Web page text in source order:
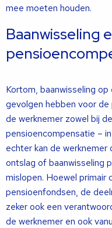
mee moeten houden.
Baanwisseling
Kortom, baanwisseling
gevolgen hebben voor
de werknemer zowel bij
pensioencompensatie –
echter kan de
ontslag of baanwisseling
mislopen. Hoewel primair
pensioenfondsen, de
zeker ook een
de werknemer en ook